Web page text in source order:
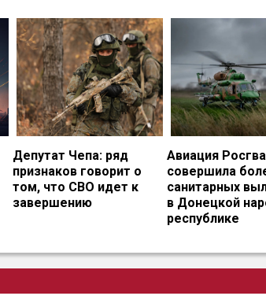
Депутат Чепа: ряд
признаков говорит о
том, что СВО идет к
завершению
Авиация
совершила
санитарных
в Донецкой
республике